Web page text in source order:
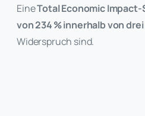
EineTotal Economic
von 234% innerhalb von
Widerspruch sind.